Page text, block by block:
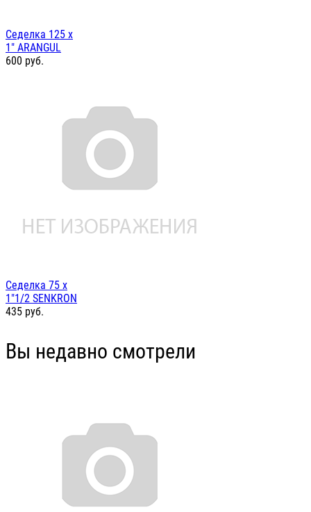
Седелка 125 х
1" ARANGUL
600 руб.
Седелка 75 х
1"1/2 SENKRON
435 руб.
Вы недавно смотрели